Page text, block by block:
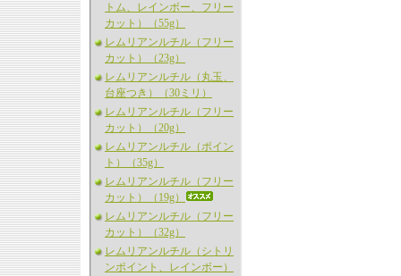
トム、レインボー、フリー
カット）（55g）
レムリアンルチル（フリー
カット）（23g）
レムリアンルチル（丸玉、
台座つき）（30ミリ）
レムリアンルチル（フリー
カット）（20g）
レムリアンルチル（ポイン
ト）（35g）
レムリアンルチル（フリー
カット）（19g）
レムリアンルチル（フリー
カット）（32g）
レムリアンルチル（シトリ
ンポイント、レインボー）